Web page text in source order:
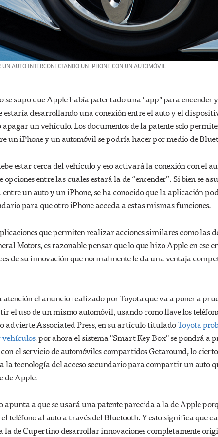
AUTO INTERCONECTANDO UN IPHONE CON UN AUTOMÓVIL.
se supo que Apple había patentado una "app" para encender
estaría desarrollando una conexión entre el auto y el
un vehículo. Los documentos de la patente solo
un iPhone y un automóvil se podría hacer por medio de
estar cerca del vehículo y eso activará la conexión con el
entre las cuales estará la de “encender”. Si bien se
un auto y un iPhone, se ha conocido que la aplicación
para que otro iPhone acceda a estas mismas funciones.
que permiten realizar acciones similares como las
Motors, es razonable pensar que lo que hizo Apple en ese
de su innovación que normalmente le da una ventaja
atención el anuncio realizado por Toyota que va a poner a
el uso de un mismo automóvil, usando como llave los
advierte Associated Press, en su artículo tituladoToyota
, por ahora el sistema "Smart Key Box" se pondrá a
el servicio de automóviles compartidos Getaround, lo cierto
la tecnología del acceso secundario para compartir un auto
de Apple.
apunta a que se usará una patente parecida a la de Apple
teléfono al auto a través del Bluetooth. Y esto significa que
la de Cupertino desarrollar innovaciones completamente